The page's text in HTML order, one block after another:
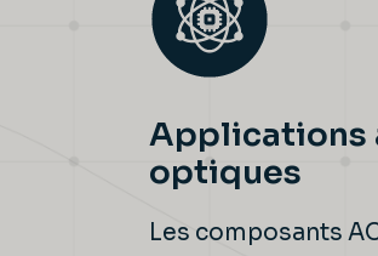
Applications
optiques
Les composants